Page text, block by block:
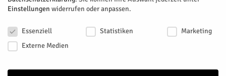
Einstellungen widerrufen oder anpassen.
Essenziell
Statistiken
Marketing
Externe Medien